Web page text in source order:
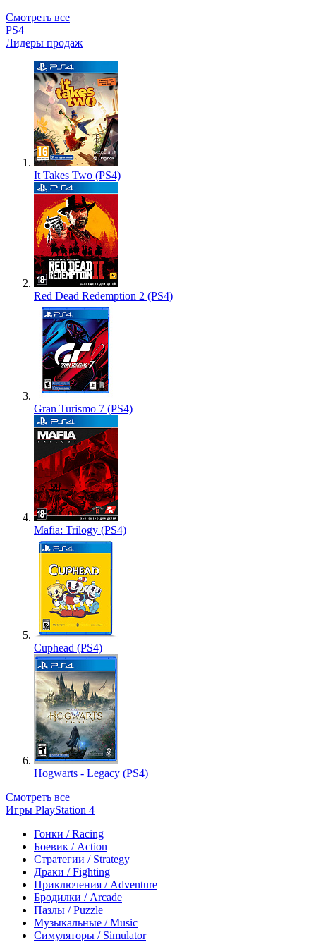
Смотреть все
PS4
Лидеры продаж
It Takes Two (PS4)
Red Dead Redemption 2 (PS4)
Gran Turismo 7 (PS4)
Mafia: Trilogy (PS4)
Cuphead (PS4)
Hogwarts - Legacy (PS4)
Смотреть все
Игры PlayStation 4
Гонки / Racing
Боевик / Action
Стратегии / Strategy
Драки / Fighting
Приключения / Adventure
Бродилки / Arcade
Пазлы / Puzzle
Музыкальные / Music
Симуляторы / Simulator